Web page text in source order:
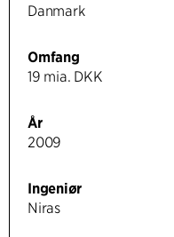
Danmark
Omfang
19 mia. DKK
År
2009
Ingeniør
Niras